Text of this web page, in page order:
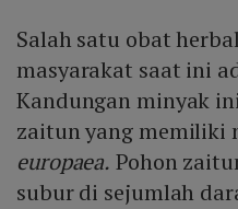
Salah satu obat
masyarakat saat ini
Kandungan minyak
zaitun yang memiliki
europaea. Pohon
subur di sejumlah